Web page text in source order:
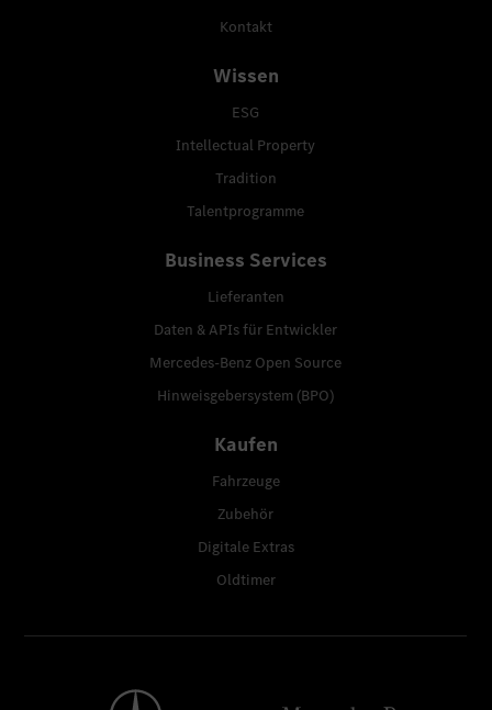
Kontakt
Wissen
ESG
Intellectual Property
Tradition
Talentprogramme
Business Services
Lieferanten
Daten & APIs für Entwickler
Mercedes-Benz Open Source
Hinweisgebersystem (BPO)
Kaufen
Fahrzeuge
Zubehör
Digitale Extras
Oldtimer